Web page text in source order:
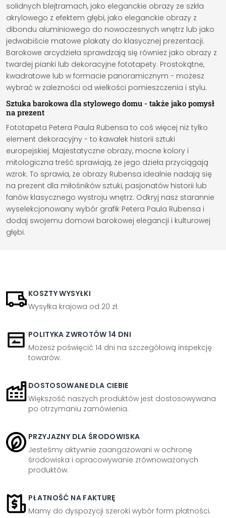
solidnych blejtramach, jako eleganckie obrazy ze szkła
akrylowego z efektem głębi, jako eleganckie obrazy z
dibondu aluminiowego do nowoczesnych wnętrz lub jako
jedwabiście matowe plakaty do klasycznej prezentacji.
Barokowe arcydzieła sprawdzają się również jako obrazy z
twardej pianki lub dekoracyjne fototapety. Prostokątne,
kwadratowe lub w formacie panoramicznym - możesz
wybrać w zależności od wielkości pomieszczenia i stylu.
Sztuka barokowa dla stylowego domu - także jako pomysł
na prezent
Fototapeta Petera Paula Rubensa to coś więcej niż tylko
element dekoracyjny - to kawałek historii sztuki
europejskiej. Majestatyczne obrazy, mocne kolory i
mitologiczna treść sprawiają, że jego dzieła przyciągają
wzrok. To sprawia, że obrazy Rubensa idealnie nadają się
na prezent dla miłośników sztuki, pasjonatów historii lub
fanów klasycznego wystroju wnętrz. Odkryj nasz starannie
wyselekcjonowany wybór grafik Petera Paula Rubensa i
dodaj swojemu domowi barokowej elegancji i kulturowej
głębi.
KOSZTY WYSYŁKI
Wysyłka krajowa od 20 zł.
POLITYKA ZWROTÓW 14 DNI
Możesz poświęcić 14 dni na szczegółową inspekcję
towarów.
DOSTOSOWANE DLA CIEBIE
Większość naszych produktów jest dostosowywana
po otrzymaniu zamówienia.
PRZYJAZNY DLA ŚRODOWISKA
Jesteśmy aktywnie zaangażowani w ochronę
środowiska i opracowywanie zrównoważonych
produktów.
PŁATNOŚĆ NA FAKTURĘ
Mamy do dyspozycji szeroki wybór form płatności.